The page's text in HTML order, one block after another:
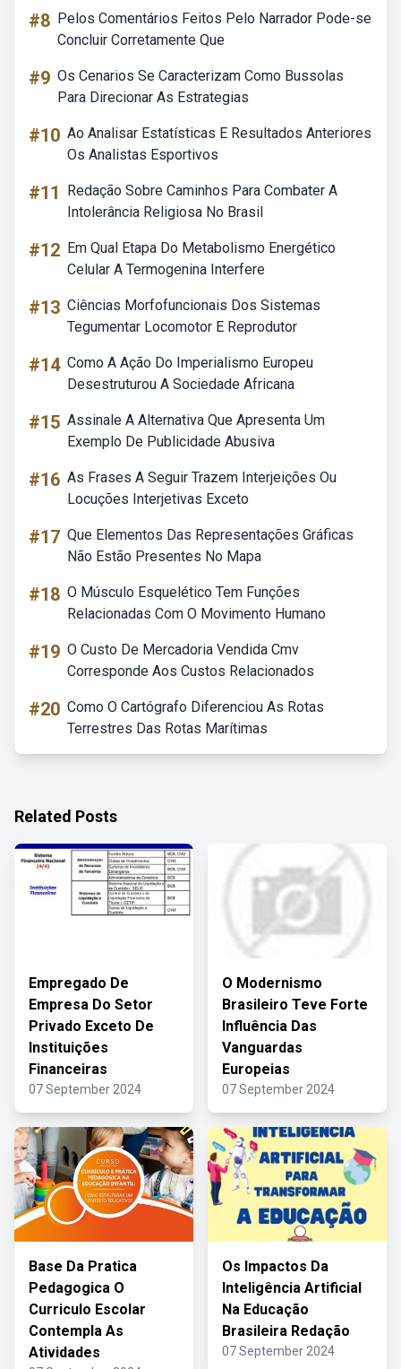
#8 Pelos Comentários Feitos Pelo Narrador Pode-se
Concluir Corretamente Que
#9 Os Cenarios Se Caracterizam Como Bussolas
Para Direcionar As Estrategias
#10 Ao Analisar Estatísticas E Resultados Anteriores
Os Analistas Esportivos
#11
Redação Sobre Caminhos Para Combater A
Intolerância Religiosa No Brasil
#12 Em Qual Etapa Do Metabolismo Energético
Celular A Termogenina Interfere
#13 Ciências Morfofuncionais Dos Sistemas
Tegumentar Locomotor E Reprodutor
#14 Como A Ação Do Imperialismo Europeu
Desestruturou A Sociedade Africana
#15 Assinale A Alternativa Que Apresenta Um
Exemplo De Publicidade Abusiva
#16 As Frases A Seguir Trazem Interjeições Ou
Locuções Interjetivas Exceto
#17 Que Elementos Das Representações Gráficas
Não Estão Presentes No Mapa
#18 O Músculo Esquelético Tem Funções
Relacionadas Com O Movimento Humano
#19 O Custo De Mercadoria Vendida Cmv
Corresponde Aos Custos Relacionados
#20 Como O Cartógrafo Diferenciou As Rotas
Terrestres Das Rotas Marítimas
Related Posts
Empregado De
Empresa Do Setor
Privado Exceto De
Instituições
Financeiras
07 September 2024
O Modernismo
Brasileiro Teve Forte
Influência Das
Vanguardas
Europeias
07 September 2024
Base Da Pratica
Pedagogica O
Curriculo Escolar
Contempla As
Atividades
Os Impactos Da
Inteligência Artificial
Na Educação
Brasileira Redação
07 September 2024